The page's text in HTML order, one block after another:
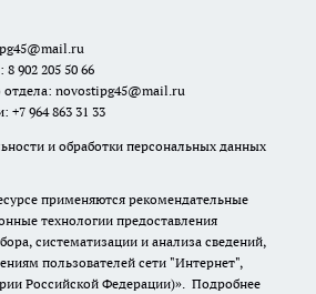
902 205 50 66
novostipg45@mail.ru
+7 964 863 31 33
и обработки персональных данных
применяются рекомендательные
технологии предоставления
систематизации и анализа сведений,
пользователей сети "Интернет",
Российской Федерации)». Подробнее